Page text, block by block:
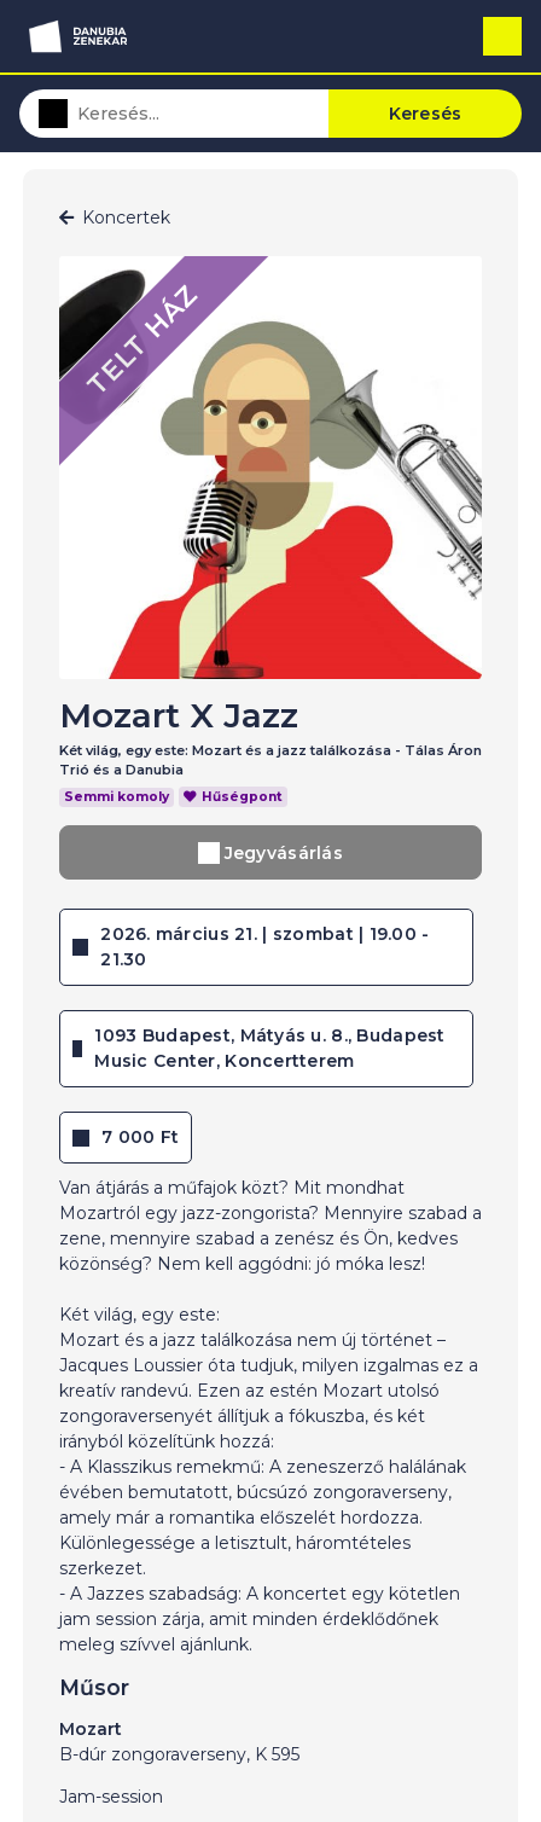
Keresés
Koncertek
TELT HÁZ
Mozart X Jazz
Két világ, egy este: Mozart és a jazz találkozása - Tálas Áron
Trió és a Danubia
Semmi komoly Hűségpont
Jegyvásárlás
2026. március 21. | szombat | 19.00 -
21.30
1093 Budapest, Mátyás u. 8., Budapest
Music Center, Koncertterem
7 000 Ft
Van átjárás a műfajok közt? Mit mondhat
Mozartról egy jazz-zongorista? Mennyire szabad a
zene, mennyire szabad a zenész és Ön, kedves
közönség? Nem kell aggódni: jó móka lesz!
Két világ, egy este:
Mozart és a jazz találkozása nem új történet –
Jacques Loussier óta tudjuk, milyen izgalmas ez a
kreatív randevú. Ezen az estén Mozart utolsó
zongoraversenyét állítjuk a fókuszba, és két
irányból közelítünk hozzá:
- A Klasszikus remekmű: A zeneszerző halálának
évében bemutatott, búcsúzó zongoraverseny,
amely már a romantika előszelét hordozza.
Különlegessége a letisztult, háromtételes
szerkezet.
- A Jazzes szabadság: A koncertet egy kötetlen
jam session zárja, amit minden érdeklődőnek
meleg szívvel ajánlunk.
Műsor
Mozart
B-dúr zongoraverseny, K 595
Jam-session